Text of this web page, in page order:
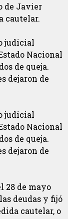
de Javier
cautelar.
judicial
Nacional
de queja.
dejaron de
judicial
Nacional
de queja.
dejaron de
28 de mayo
deudas y fijó
cautelar, o